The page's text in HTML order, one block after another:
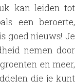
kan leiden tot
een beroerte,
goed nieuws! Je
nemen door
en meer,
die je kunt